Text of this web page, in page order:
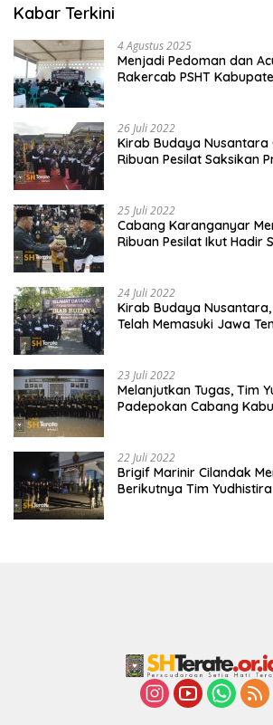
Kabar Terkini
4 Agustus 2025
Menjadi Pedoman dan
Rakercab PSHT
26 Juli 2022
Kirab Budaya Nusantara
Ribuan Pesilat Saksikan
25 Juli 2022
Cabang Karanganyar
Ribuan Pesilat Ikut Hadir
24 Juli 2022
Kirab Budaya
Telah Memasuki Jawa
23 Juli 2022
Melanjutkan Tugas, Tim
Padepokan Cabang
22 Juli 2022
Brigif Marinir Cilandak
Berikutnya Tim Yudhistira